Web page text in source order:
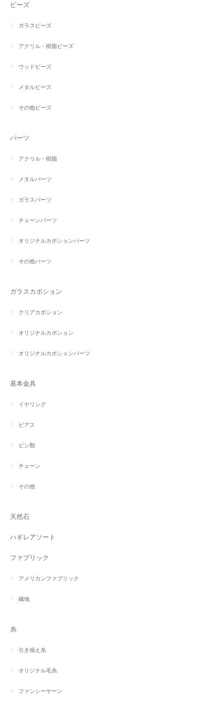
ビーズ
ガラスビーズ
アクリル・樹脂ビーズ
ウッドビーズ
メタルビーズ
その他ビーズ
パーツ
アクリル・樹脂
メタルパーツ
ガラスパーツ
チェーンパーツ
オリジナルカボションパーツ
その他パーツ
ガラスカボション
クリアカボション
オリジナルカボション
オリジナルカボションパーツ
基本金具
イヤリング
ピアス
ピン類
チェーン
その他
天然石
ハギレアソート
ファブリック
アメリカンファブリック
織地
糸
引き揃え糸
オリジナル毛糸
ファンシーヤーン